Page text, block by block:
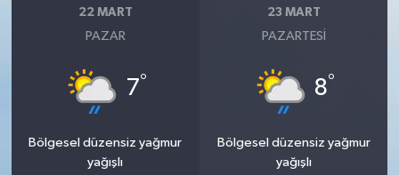
22 MART
PAZAR
7°
Bölgesel düzensiz yağmur
yağışlı
23 MART
PAZARTESI
8°
Bölgesel düzensiz yağmur
yağışlı